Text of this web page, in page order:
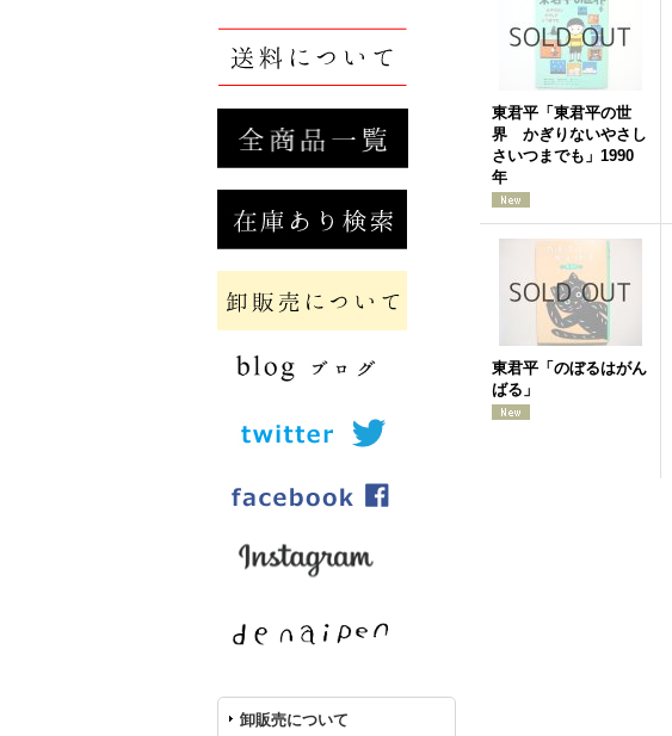
卸販売について
東君平「東君平の世
界 かぎりないやさし
さいつまでも」1990
年
東君平「のぼるはがん
ばる」